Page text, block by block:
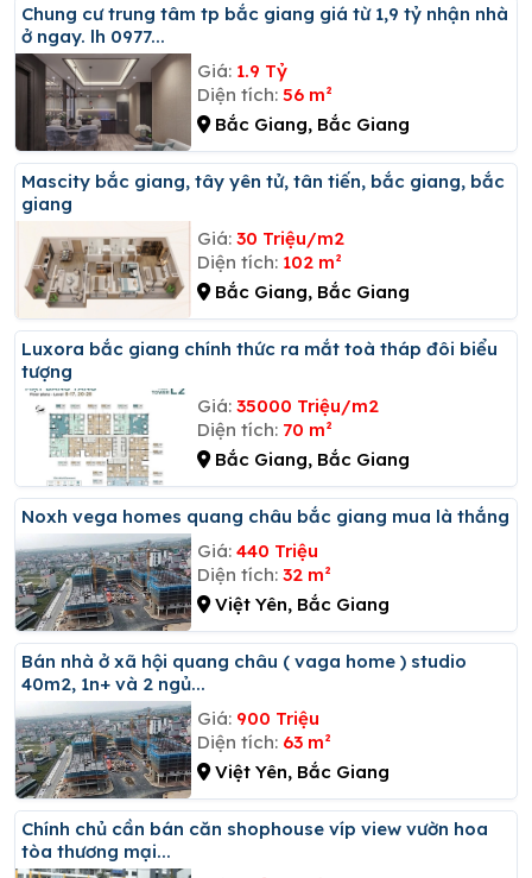
Chung cư trung tâm tp bắc giang giá từ 1,9 tỷ nhận nhà
ở ngay. lh 0977...
Giá: 1.9 Tỷ
Diện tích: 56 m²
Bắc Giang, Bắc Giang
Mascity bắc giang, tây yên tử, tân tiến, bắc giang, bắc
giang
Giá: 30 Triệu/m2
Diện tích: 102 m²
Bắc Giang, Bắc Giang
Luxora bắc giang chính thức ra mắt toà tháp đôi biểu
tượng
Giá: 35000 Triệu/m2
Diện tích: 70 m²
Bắc Giang, Bắc Giang
Noxh vega homes quang châu bắc giang mua là thắng
Giá: 440 Triệu
Diện tích: 32 m²
Việt Yên, Bắc Giang
Bán nhà ở xã hội quang châu ( vaga home ) studio
40m2, 1n+ và 2 ngủ...
Giá: 900 Triệu
Diện tích: 63 m²
Việt Yên, Bắc Giang
Chính chủ cần bán căn shophouse víp view vườn hoa
tòa thương mại...